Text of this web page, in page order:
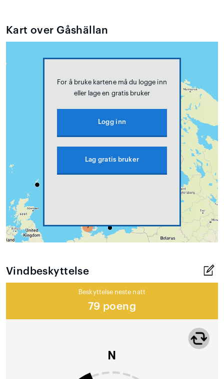
Kart over Gåshällan
For å bruke kartene må du logge inn
eller lage en gratis bruker
Logg inn
Lag gratis bruker
Vindbeskyttelse
Beskyttelse neste natt
79 poeng
N